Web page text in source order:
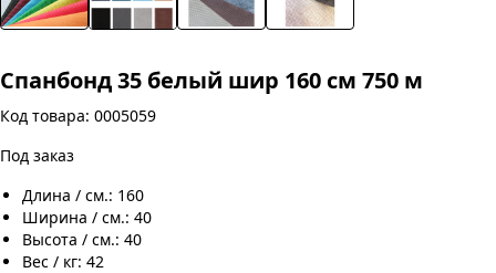
Спанбонд 35 белый шир 160 см 750 м
Код товара: 0005059
Под заказ
Длина / см.: 160
Ширина / см.: 40
Высота / см.: 40
Вес / кг: 42